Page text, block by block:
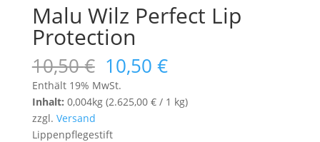
Malu Wilz Perfect Lip
Protection
10,50€ Ursprünglicher
Preis
war:
10,50 €
10,50 €Aktueller
Preis
ist:
10,50 €.
Enthält 19% MwSt.
Inhalt: 0,004kg (2.625,00 €/ 1 kg)
zzgl. Versand
Lippenpflegestift